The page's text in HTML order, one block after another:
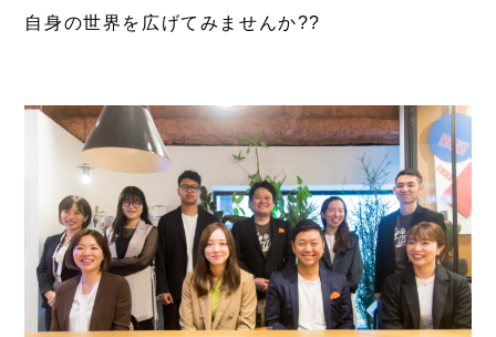
自身の世界を広げてみませんか??